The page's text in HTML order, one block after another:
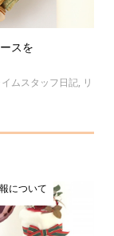
スを
ムスタッフ日記, リ
について